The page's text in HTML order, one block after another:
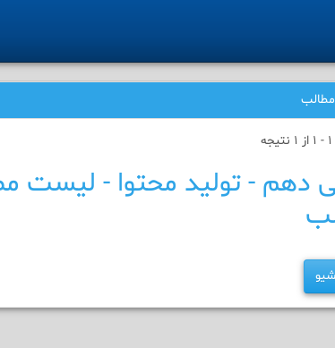
دهم - تولید محتوا - لیست